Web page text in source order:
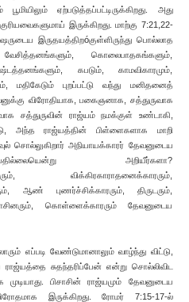
ஏற்படுத்தப்பட்டிருக்கிறது. அது
இருக்கிறது. மாற்கு 7:21,22-
இருதயத்திறóகுள்ளிருந்து பொல்லாத
கொலைபாதகங்களும்,
கபடும், காமவிகாரமும்,
புறப்பட்டு வந்து மனிதனைத்
விரோதியாக, பகைஞனாக, சத்துருவாக
சத்துருவின் ராஜ்யம் நமக்குள் உண்டாகி,
அந்த ராஜ்யத்தின் பிள்ளைகளாக மாறி
சொல்லுகிறார் அநியாயக்காரர் தேவனுடைய
அறியீர்களா?
விக்கிரகாராதனைக்காரரும்,
ஆண் புணர்ச்சிக்காரரும், திருடரும்,
கொள்ளைக்காரரும் தேவனுடைய
எப்படி வேண்டுமானாலும் வாழ்ந்து விட்டு,
சுதந்தரிப்பேன் என்று சொல்லிவிட
பிசாசின் ராஜ்யமும் தேவனுடைய
இருக்கிறது. ரோமர் 7:15-17-ல்